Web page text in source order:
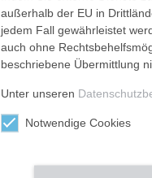
außerhalb der EU in
jedem Fall gewährleistet
auch ohne
beschriebene Übermittlung
Unter unseren
Notwendige Cookies